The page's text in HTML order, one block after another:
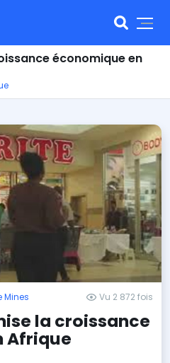
économique en
Mines Vu 2 872 fois
la croissance
Afrique